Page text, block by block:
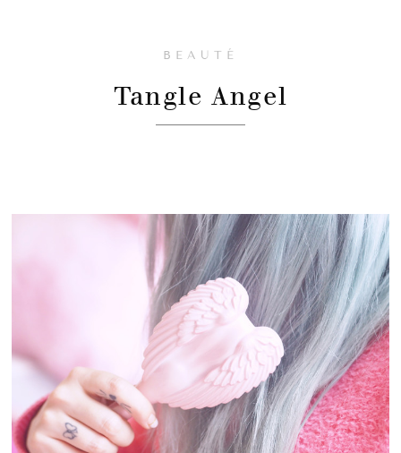
BEAUTÉ
Tangle Angel